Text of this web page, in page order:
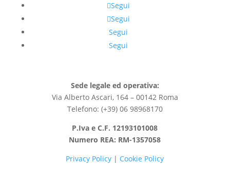
Segui
Segui
Segui
Segui
Sede legale ed operativa:
Via Alberto Ascari, 164 – 00142 Roma
Telefono: (+39) 06 98968170
P.Iva e C.F. 12193101008
Numero REA: RM-1357058
Privacy Policy | Cookie Policy